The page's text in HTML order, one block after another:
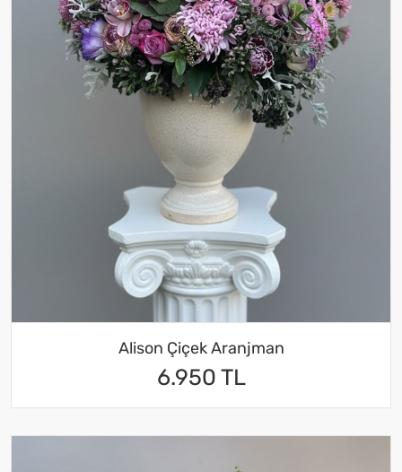
Alison Çiçek Aranjman
6.950 TL